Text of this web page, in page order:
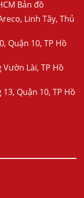
Bản đồ
Linh Tây, Thủ
Quận 10, TP Hồ
Lài, TP Hồ
Quận 10, TP Hồ